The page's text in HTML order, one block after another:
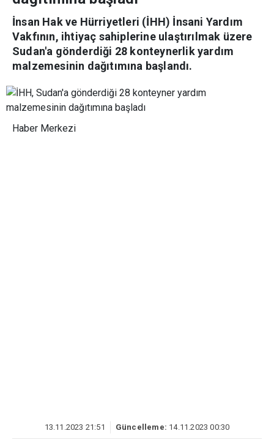
İnsan Hak ve Hürriyetleri (İHH) İnsani Yardım
Vakfının, ihtiyaç sahiplerine ulaştırılmak üzere
Sudan'a gönderdiği 28 konteynerlik yardım
malzemesinin dağıtımına başlandı.
Haber Merkezi
13.11.2023 21:51 Güncelleme: 14.11.2023 00:30